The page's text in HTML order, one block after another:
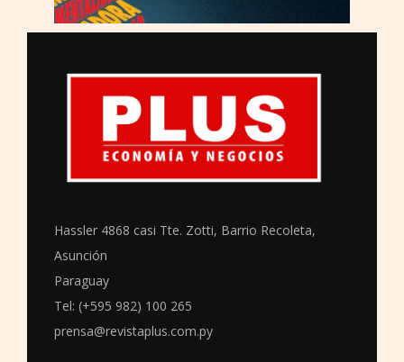
Hassler 4868 casi Tte. Zotti, Barrio Recoleta,
Asunción
Paraguay
Tel: (+595 982) 100 265
prensa@revistaplus.com.py